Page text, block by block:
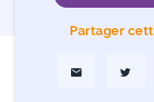
Partager
Partager par Mail